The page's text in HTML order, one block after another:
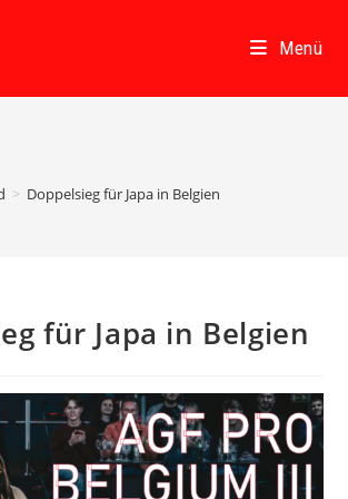
Menü
> Doppelsieg für Japa in Belgien
für Japa in Belgien